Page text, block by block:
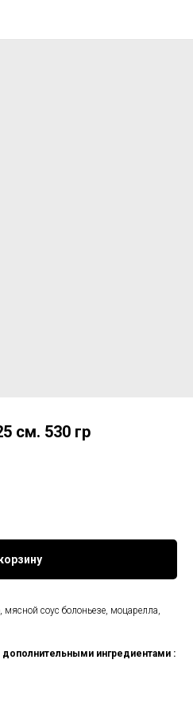
см. 530 гр
мясной соус болоньезе, моцарелла,
ингредиентами :